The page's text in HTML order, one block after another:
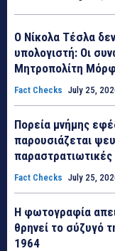
Ο Νίκολα Τέσλα
υπολογιστή: Οι
Μητροπολίτη
Fact Checks July 25,
Πορεία μνήμης
παρουσιάζεται
Fact Checks July 25,
Η φωτογραφία
θρηνεί το σύζυγό
1964